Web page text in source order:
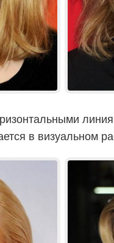
в визуальном